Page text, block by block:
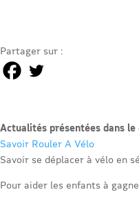
Partager sur :
Actualités présentées dans le
Savoir Rouler A Vélo
Savoir se déplacer à vélo en
Pour aider les enfants à